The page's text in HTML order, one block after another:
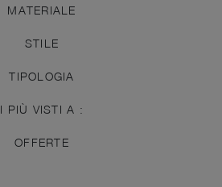
MATERIALE
STILE
TIPOLOGIA
I PIÙ VISTI A :
OFFERTE